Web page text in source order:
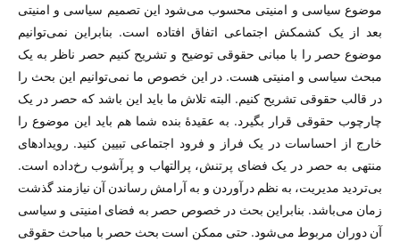
موضوع سیاسی و امنیتی محسوب می‌شود این تصمیم سیاسی و امنیتی
بعد از یک کشمکش اجتماعی اتفاق افتاده است. بنابراین نمی‌توانیم
موضوع حصر را با مبانی حقوقی توضیح و تشریح کنیم حصر ناظر به یک
مبحث سیاسی و امنیتی هست. در این خصوص ما نمی‌توانیم این بحث را
در قالب حقوقی تشریح کنیم. البته تلاش ما باید این باشد که حصر در یک
چارچوب حقوقی قرار بگیرد. به عقیدهٔ بنده شما هم باید این موضوع را
خارج از احساسات در یک فراز و فرود اجتماعی تبیین کنید. رویدادهای
منتهی به حصر در یک فضای پرتنش، پرالتهاب و پرآشوب رخ‌داده است.
بی‌تردید مدیریت، به نظم درآوردن و به آرامش رساندن آن نیازمند گذشت
زمان می‌باشد. بنابراین بحث در خصوص حصر به فضای امنیتی و سیاسی
آن دوران مربوط می‌شود. حتی ممکن است بحث حصر با مباحث حقوقی